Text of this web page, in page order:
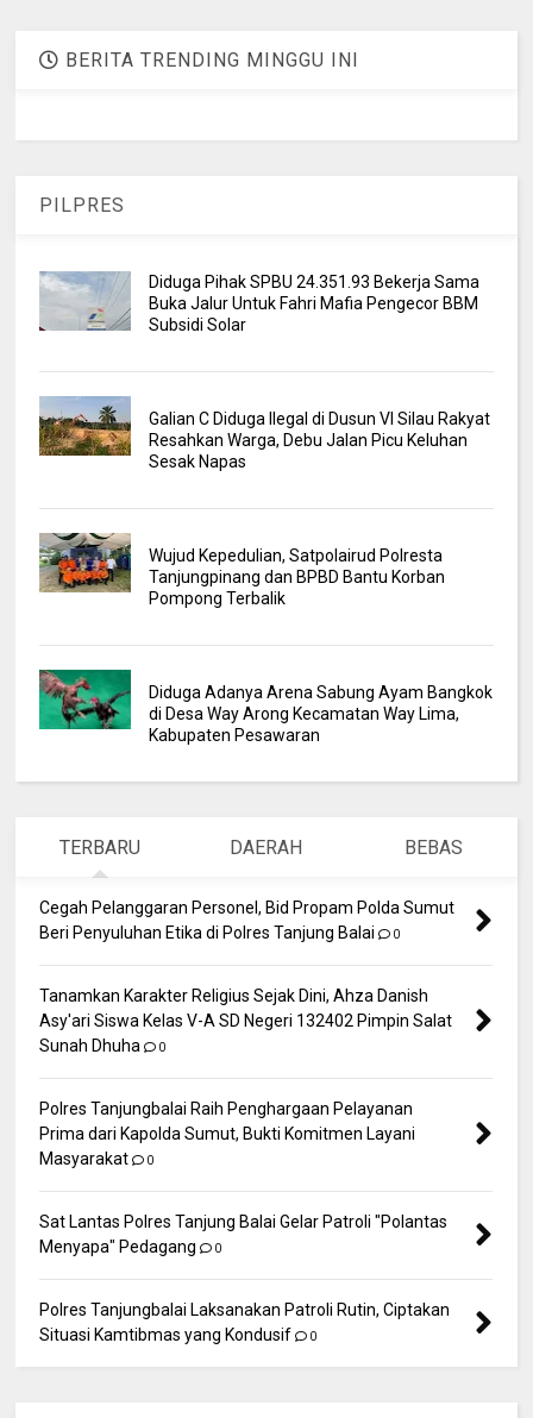
BERITA TRENDING MINGGU INI
PILPRES
Diduga Pihak SPBU 24.351.93 Bekerja Sama
Buka Jalur Untuk Fahri Mafia Pengecor BBM
Subsidi Solar
Galian C Diduga Ilegal di Dusun VI Silau Rakyat
Resahkan Warga, Debu Jalan Picu Keluhan
Sesak Napas
Wujud Kepedulian, Satpolairud Polresta
Tanjungpinang dan BPBD Bantu Korban
Pompong Terbalik
Diduga Adanya Arena Sabung Ayam Bangkok
di Desa Way Arong Kecamatan Way Lima,
Kabupaten Pesawaran
TERBARU DAERAH BEBAS
Cegah Pelanggaran Personel, Bid Propam Polda Sumut
Beri Penyuluhan Etika di Polres Tanjung Balai
0
Tanamkan Karakter Religius Sejak Dini, Ahza Danish
Asy'ari Siswa Kelas V-A SD Negeri 132402 Pimpin Salat
Sunah Dhuha
0
Polres Tanjungbalai Raih Penghargaan Pelayanan
Prima dari Kapolda Sumut, Bukti Komitmen Layani
Masyarakat
0
Sat Lantas Polres Tanjung Balai Gelar Patroli "Polantas
Menyapa" Pedagang
0
Polres Tanjungbalai Laksanakan Patroli Rutin, Ciptakan
Situasi Kamtibmas yang Kondusif
0